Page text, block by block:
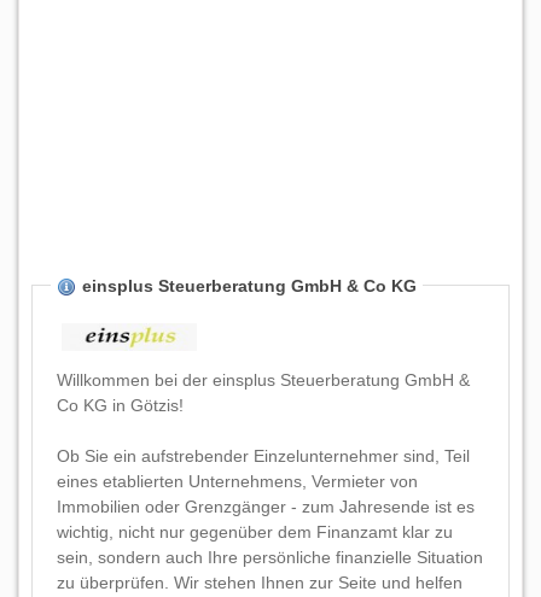
einsplus Steuerberatung GmbH & Co KG
Willkommen bei der einsplus Steuerberatung GmbH &
Co KG in Götzis!
Ob Sie ein aufstrebender Einzelunternehmer sind, Teil
eines etablierten Unternehmens, Vermieter von
Immobilien oder Grenzgänger - zum Jahresende ist es
wichtig, nicht nur gegenüber dem Finanzamt klar zu
sein, sondern auch Ihre persönliche finanzielle Situation
zu überprüfen. Wir stehen Ihnen zur Seite und helfen